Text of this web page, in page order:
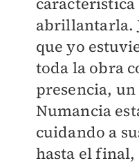
abrillantarla.
que yo
toda la obra
presencia,
Numancia
cuidando a
hasta el